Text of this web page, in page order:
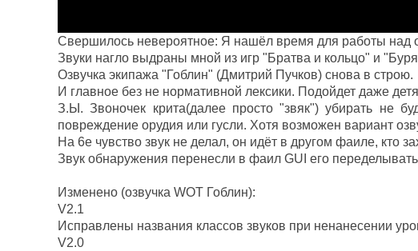
Cвершилось невероятное: Я нашёл время для работы над
Звуки нагло выдраны мной из игр "Братва и кольцо" и
Озвучка экипажа "Гоблин" (Дмитрий Пучков) снова в строю.
И главное без не нормативной лексики. Подойдет даже
З.Ы. Звоночек крита(далее просто "звяк") убирать не
повреждение орудия или гусли. Хотя возможен вариант
На 6е чувство звук не делал, он идёт в другом фаиле, кто
Звук обнаружения перенесли в фаил GUI его
Изменено (озвучка WOT Гоблин):
V2.1
Исправлены названия классов звуков при ненанесении
V2.0